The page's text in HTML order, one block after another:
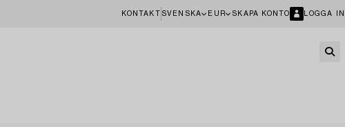
KONTAKT SVENSKA EUR SKAPA KONTO LOGGA IN